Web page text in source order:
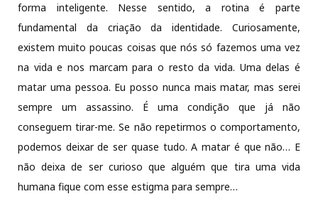
forma inteligente. Nesse sentido, a rotina é parte
fundamental da criação da identidade. Curiosamente,
existem muito poucas coisas que nós só fazemos uma vez
na vida e nos marcam para o resto da vida. Uma delas é
matar uma pessoa. Eu posso nunca mais matar, mas serei
sempre um assassino. É uma condição que já não
conseguem tirar-me. Se não repetirmos o comportamento,
podemos deixar de ser quase tudo. A matar é que não… E
não deixa de ser curioso que alguém que tira uma vida
humana fique com esse estigma para sempre…